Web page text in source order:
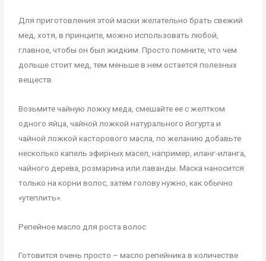
Для приготовления этой маски желательно брать свежий
мед, хотя, в принципе, можно использовать любой,
главное, чтобы он был жидким. Просто помните, что чем
дольше стоит мед, тем меньше в нем остается полезных
веществ.
Возьмите чайную ложку меда, смешайте ее с желтком
одного яйца, чайной ложкой натурального йогурта и
чайной ложкой касторового масла, по желанию добавьте
несколько капель эфирных масел, например, иланг-иланга,
чайного дерева, розмарина или лаванды. Маска наносится
только на корни волос, затем голову нужно, как обычно
«утеплить».
Репейное масло для роста волос
Готовится очень просто – масло репейника в количестве